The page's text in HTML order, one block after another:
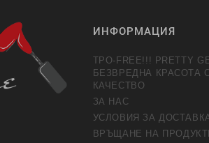
ИНФОРМАЦИЯ
TPO-FREE!!! PRETTY
БЕЗВРЕДНА КРАСОТА
КАЧЕСТВО
ЗА НАС
УСЛОВИЯ ЗА
ВРЪЩАНЕ НА